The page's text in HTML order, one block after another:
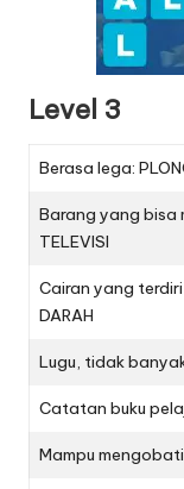
Level 3
Berasa lega:
Barang yang bisa
TELEVISI
Cairan yang
DARAH
Lugu, tidak
Catatan buku
Mampu